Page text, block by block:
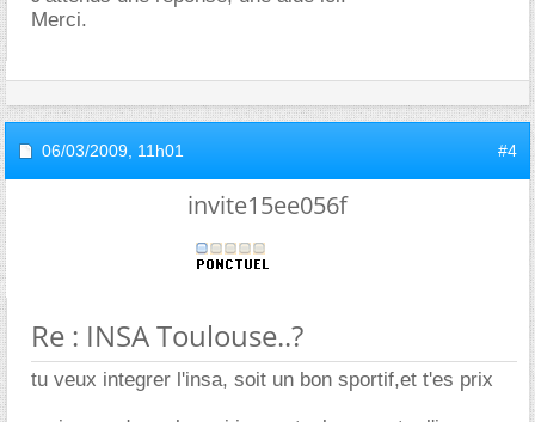
Merci.
06/03/2009, 11h01 #4
invite15ee056f
Re : INSA Toulouse..?
tu veux integrer l'insa, soit un bon sportif,et t'es prix